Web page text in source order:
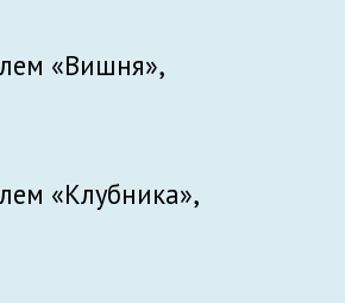
«Вишня»,
«Клубника»,